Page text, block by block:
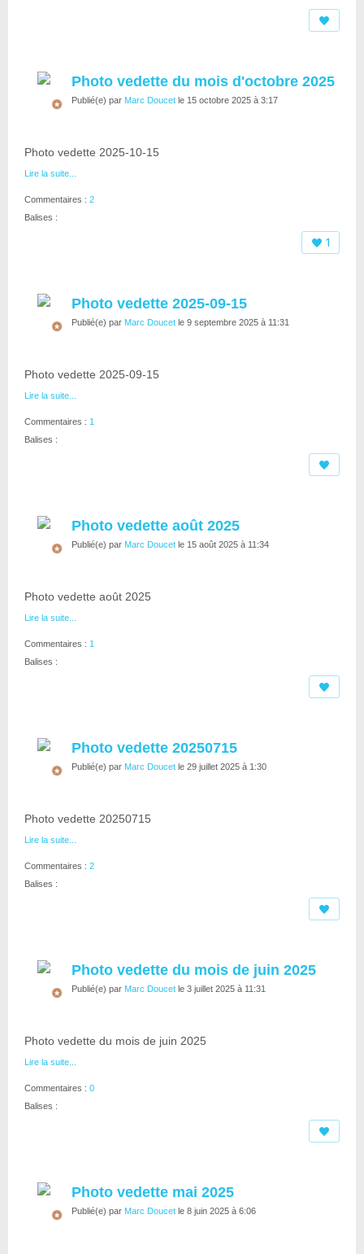
Photo vedette du mois d'octobre 2025
Publié(e) par Marc Doucet le 15 octobre 2025 à 3:17
Photo vedette 2025-10-15
Lire la suite...
Commentaires : 2
Balises :
1
Photo vedette 2025-09-15
Publié(e) par Marc Doucet le 9 septembre 2025 à 11:31
Photo vedette 2025-09-15
Lire la suite...
Commentaires : 1
Balises :
Photo vedette août 2025
Publié(e) par Marc Doucet le 15 août 2025 à 11:34
Photo vedette août 2025
Lire la suite...
Commentaires : 1
Balises :
Photo vedette 20250715
Publié(e) par Marc Doucet le 29 juillet 2025 à 1:30
Photo vedette 20250715
Lire la suite...
Commentaires : 2
Balises :
Photo vedette du mois de juin 2025
Publié(e) par Marc Doucet le 3 juillet 2025 à 11:31
Photo vedette du mois de juin 2025
Lire la suite...
Commentaires : 0
Balises :
Photo vedette mai 2025
Publié(e) par Marc Doucet le 8 juin 2025 à 6:06